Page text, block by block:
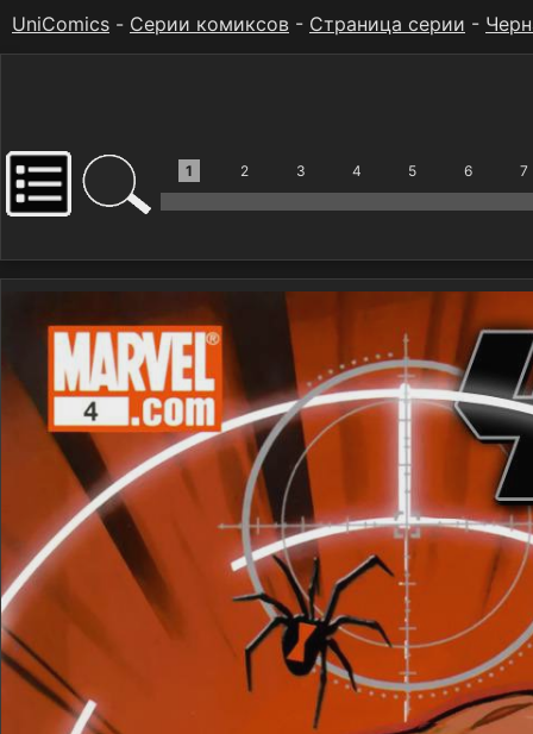
UniComics - Серии комиксов - Страница серии -
1 2 3 4 5 6 7